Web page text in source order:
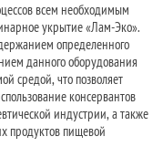
всем необходимым
укрытие «Лам-Эко».
определенного
данного оборудования
средой, что позволяет
консервантов
индустрии, а также
продуктов пищевой